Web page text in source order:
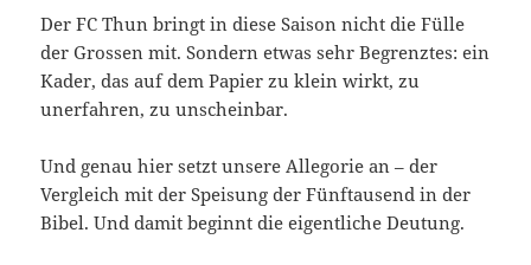
Der FC Thun bringt in diese Saison nicht die Fülle
der Grossen mit. Sondern etwas sehr Begrenztes: ein
Kader, das auf dem Papier zu klein wirkt, zu
unerfahren, zu unscheinbar.
Und genau hier setzt unsere Allegorie an – der
Vergleich mit der Speisung der Fünftausend in der
Bibel. Und damit beginnt die eigentliche Deutung.